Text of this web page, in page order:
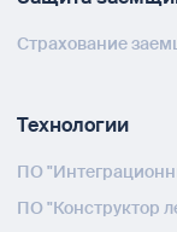
Страхование
Технологии
ПО
ПО "Конструктор